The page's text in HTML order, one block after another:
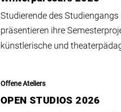
Studierende des Studiengangs
präsentieren ihre
künstlerische und
Offene Ateliers
OPEN STUDIOS 2026